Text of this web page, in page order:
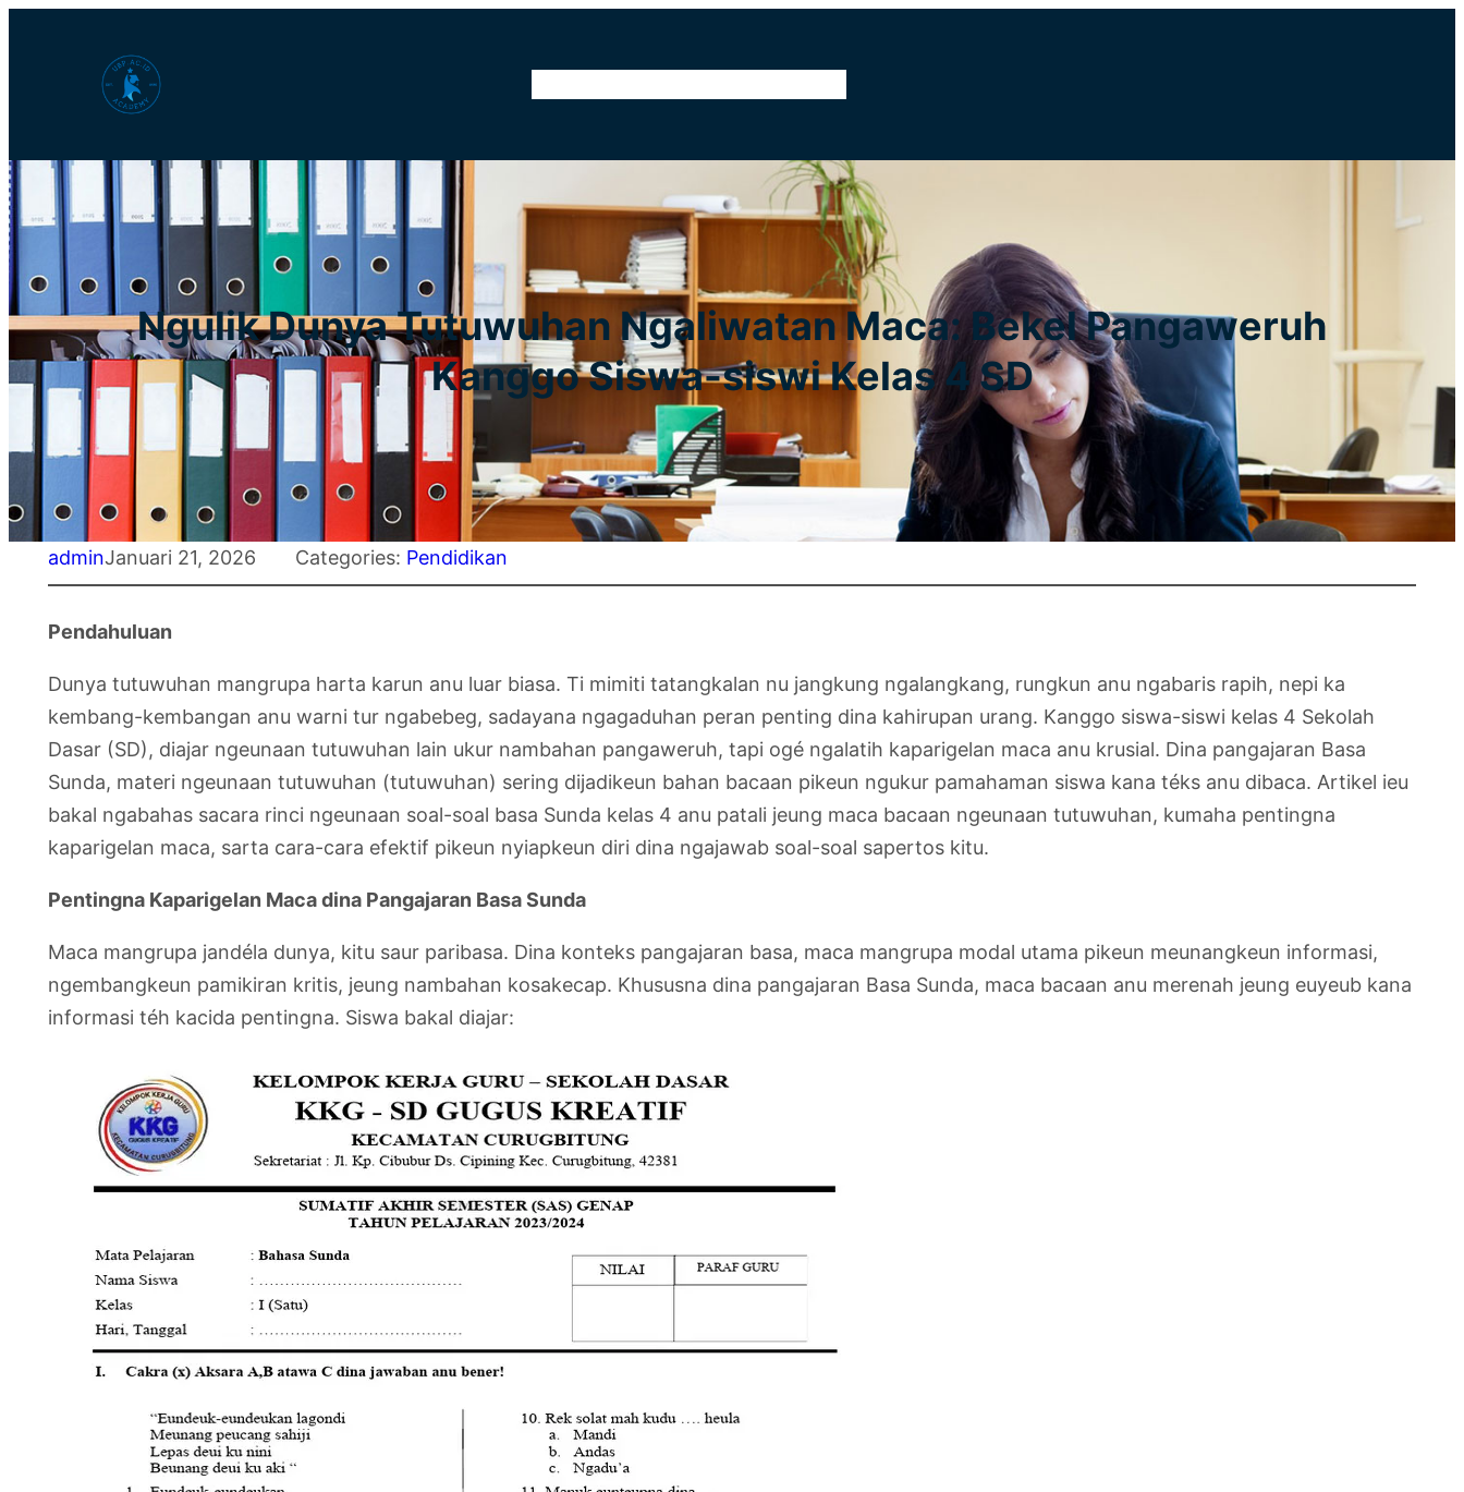
Ngulik Dunya Tutuwuhan Ngaliwatan Maca: Bekel Pangaweruh
Kanggo Siswa-siswi Kelas 4 SD
adminJanuari 21, 2026 Categories: Pendidikan
Pendahuluan
Dunya tutuwuhan mangrupa harta karun anu luar biasa. Ti mimiti tatangkalan nu jangkung ngalangkang, rungkun anu ngabaris rapih, nepi ka
kembang-kembangan anu warni tur ngabebeg, sadayana ngagaduhan peran penting dina kahirupan urang. Kanggo siswa-siswi kelas 4 Sekolah
Dasar (SD), diajar ngeunaan tutuwuhan lain ukur nambahan pangaweruh, tapi ogé ngalatih kaparigelan maca anu krusial. Dina pangajaran Basa
Sunda, materi ngeunaan tutuwuhan (tutuwuhan) sering dijadikeun bahan bacaan pikeun ngukur pamahaman siswa kana téks anu dibaca. Artikel ieu
bakal ngabahas sacara rinci ngeunaan soal-soal basa Sunda kelas 4 anu patali jeung maca bacaan ngeunaan tutuwuhan, kumaha pentingna
kaparigelan maca, sarta cara-cara efektif pikeun nyiapkeun diri dina ngajawab soal-soal sapertos kitu.
Pentingna Kaparigelan Maca dina Pangajaran Basa Sunda
Maca mangrupa jandéla dunya, kitu saur paribasa. Dina konteks pangajaran basa, maca mangrupa modal utama pikeun meunangkeun informasi,
ngembangkeun pamikiran kritis, jeung nambahan kosakecap. Khususna dina pangajaran Basa Sunda, maca bacaan anu merenah jeung euyeub kana
informasi téh kacida pentingna. Siswa bakal diajar: